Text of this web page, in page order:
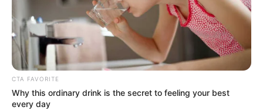
CTA FAVORITE
Why this ordinary drink is the secret to feeling your best
every day